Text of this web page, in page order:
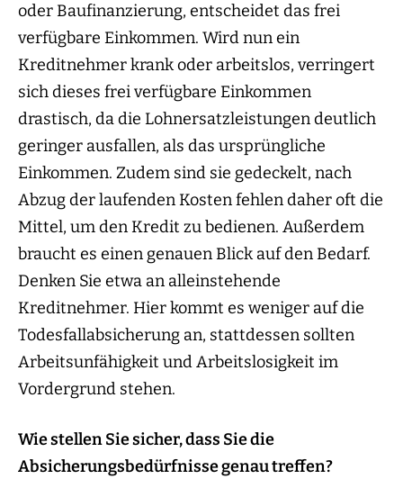
oder Baufinanzierung, entscheidet das frei
verfügbare Einkommen. Wird nun ein
Kreditnehmer krank oder arbeitslos, verringert
sich dieses frei verfügbare Einkommen
drastisch, da die Lohnersatzleistungen deutlich
geringer ausfallen, als das ursprüngliche
Einkommen. Zudem sind sie gedeckelt, nach
Abzug der laufenden Kosten fehlen daher oft die
Mittel, um den Kredit zu bedienen. Außerdem
braucht es einen genauen Blick auf den Bedarf.
Denken Sie etwa an alleinstehende
Kreditnehmer. Hier kommt es weniger auf die
Todesfallabsicherung an, stattdessen sollten
Arbeitsunfähigkeit und Arbeitslosigkeit im
Vordergrund stehen.
Wie stellen Sie sicher, dass Sie die
Absicherungsbedürfnisse genau treffen?